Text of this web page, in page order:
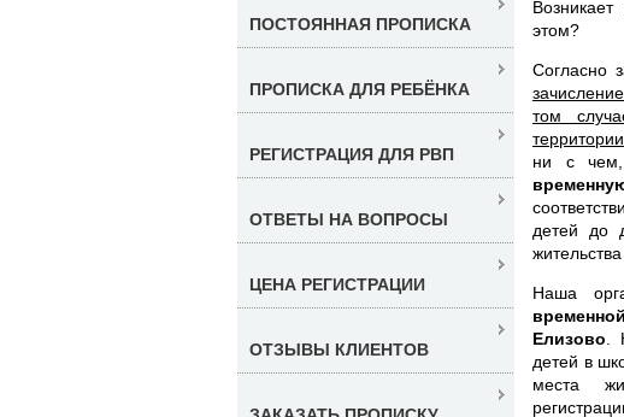
этом?
Согласно
том
территории
ни с чем,
детей до
Наша
Елизово .
детей в
места
ПОСТОЯННАЯ ПРОПИСКА
ПРОПИСКА ДЛЯ РЕБЁНКА
РЕГИСТРАЦИЯ ДЛЯ РВП
ОТВЕТЫ НА ВОПРОСЫ
ЦЕНА РЕГИСТРАЦИИ
ОТЗЫВЫ КЛИЕНТОВ